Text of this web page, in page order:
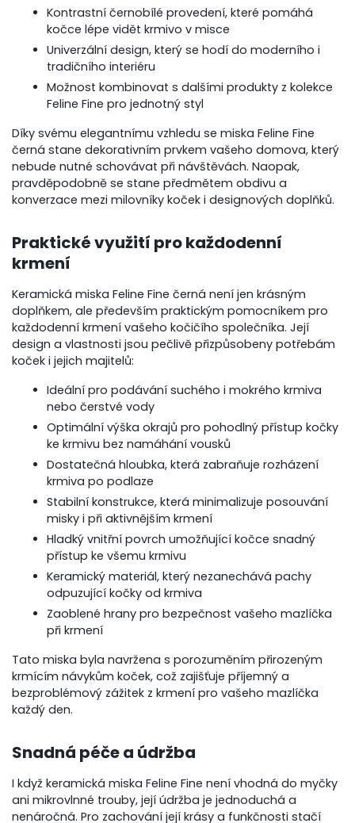
Kontrastní černobílé provedení, které pomáhá
kočce lépe vidět krmivo v misce
Univerzální design, který se hodí do moderního i
tradičního interiéru
Možnost kombinovat s dalšími produkty z kolekce
Feline Fine pro jednotný styl
Díky svému elegantnímu vzhledu se miska Feline Fine
černá stane dekorativním prvkem vašeho domova, který
nebude nutné schovávat při návštěvách. Naopak,
pravděpodobně se stane předmětem obdivu a
konverzace mezi milovníky koček i designových doplňků.
Praktické využití pro každodenní
krmení
Keramická miska Feline Fine černá není jen krásným
doplňkem, ale především praktickým pomocníkem pro
každodenní krmení vašeho kočičího společníka. Její
design a vlastnosti jsou pečlivě přizpůsobeny potřebám
koček i jejich majitelů:
Ideální pro podávání suchého i mokrého krmiva
nebo čerstvé vody
Optimální výška okrajů pro pohodlný přístup kočky
ke krmivu bez namáhání vousků
Dostatečná hloubka, která zabraňuje rozházení
krmiva po podlaze
Stabilní konstrukce, která minimalizuje posouvání
misky i při aktivnějším krmení
Hladký vnitřní povrch umožňující kočce snadný
přístup ke všemu krmivu
Keramický materiál, který nezanechává pachy
odpuzující kočky od krmiva
Zaoblené hrany pro bezpečnost vašeho mazlíčka
při krmení
Tato miska byla navržena s porozuměním přirozeným
krmícím návykům koček, což zajišťuje příjemný a
bezproblémový zážitek z krmení pro vašeho mazlíčka
každý den.
Snadná péče a údržba
I když keramická miska Feline Fine není vhodná do myčky
ani mikrovlnné trouby, její údržba je jednoduchá a
nenáročná. Pro zachování její krásy a funkčnosti stačí